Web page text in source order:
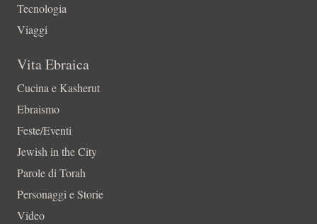
Tecnologia
Viaggi
Vita Ebraica
Cucina e Kasherut
Ebraismo
Feste/Eventi
Jewish in the City
Parole di Torah
Personaggi e Storie
Video